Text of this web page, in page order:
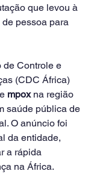
que levou à
pessoa para
de Controle e
(CDC África)
mpox na região
saúde pública de
O anúncio foi
da entidade,
a rápida
na África.